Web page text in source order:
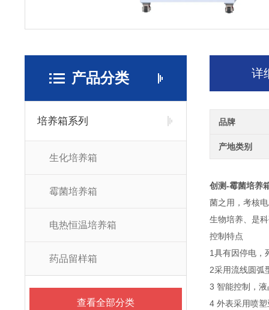
产品分类
培养箱系列
生化培养箱
霉菌培养箱
电热恒温培养箱
药品留样箱
查看全部分类
详
品牌
产地类别
创测-霉菌培养
菌之用，考核
生物培养、是
控制特点
1具有因停电，
2采用流线圆弧
3 智能控制，
4 外表采用喷